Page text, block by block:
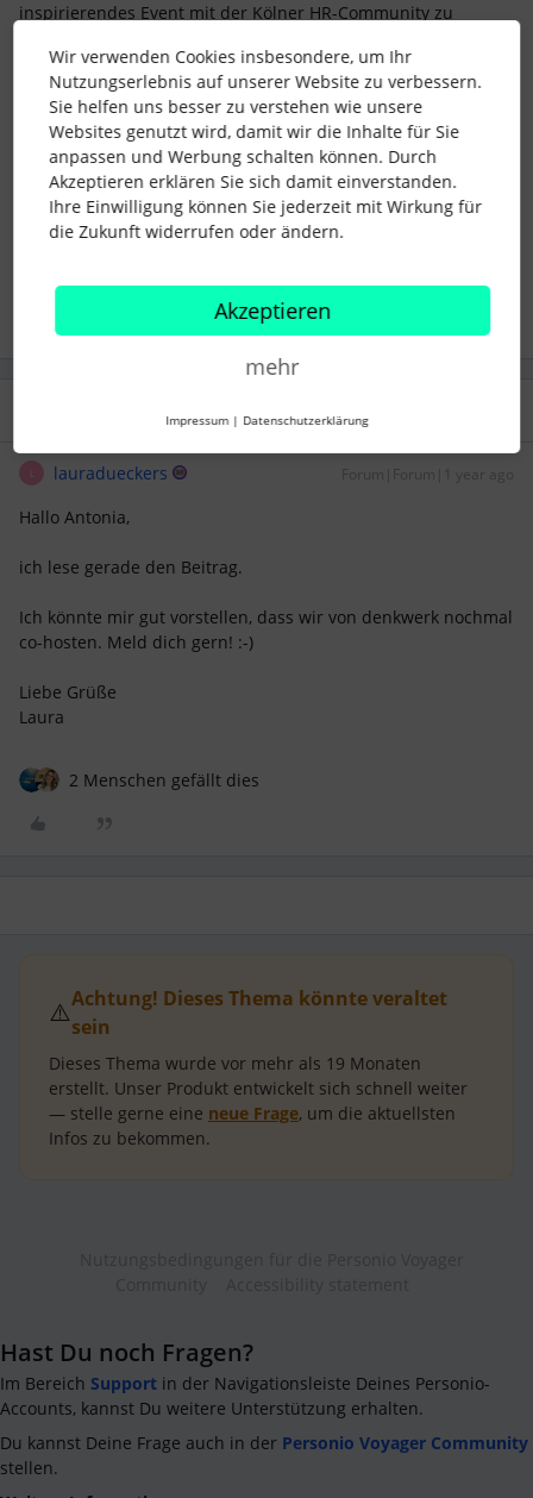
inspirierendes Event mit der Kölner HR-Community zu
Liebe Grüße
Antonia
#Event Community Event &Connect
Hamburg Meetup Co-Host
H 7 Menschen gefällt dies
lauradueckers Forum|Forum|1 year ago
Hallo Antonia,
ich lese gerade den Beitrag.
Ich könnte mir gut vorstellen, dass wir von denkwerk nochmal
co-hosten. Meld dich gern! :-)
Liebe Grüße
Laura
2 Menschen gefällt dies
⚠️Achtung! Dieses Thema könnte veraltet
sein
Dieses Thema wurde vor mehr als 19 Monaten
erstellt. Unser Produkt entwickelt sich schnell weiter
— stelle gerne eine neue Frage, um die aktuellsten
Infos zu bekommen.
Hast Du noch Fragen?
Im Bereich Support in der Navigationsleiste Deines Personio-
Accounts, kannst Du weitere Unterstützung erhalten.
Du kannst Deine Frage auch in der Personio Voyager Community
stellen.
Wir verwenden Cookies insbesondere, um Ihr
Nutzungserlebnis auf unserer Website zu verbessern.
Sie helfen uns besser zu verstehen wie unsere
Websites genutzt wird, damit wir die Inhalte für Sie
anpassen und Werbung schalten können. Durch
Akzeptieren erklären Sie sich damit einverstanden.
Ihre Einwilligung können Sie jederzeit mit Wirkung für
die Zukunft widerrufen oder ändern.
Akzeptieren
mehr
Impressum | Datenschutzerklärung